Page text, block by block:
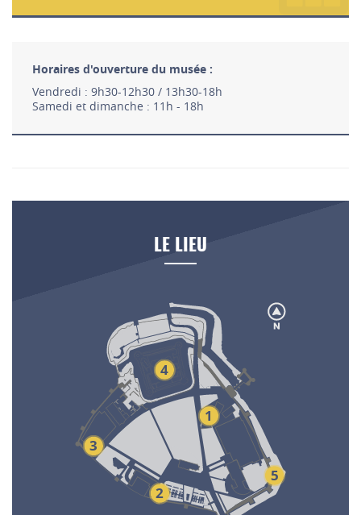
Horaires d'ouverture du musée :
Vendredi : 9h30-12h30 / 13h30-18h
Samedi et dimanche : 11h - 18h
LE LIEU
1
2
3
4
5